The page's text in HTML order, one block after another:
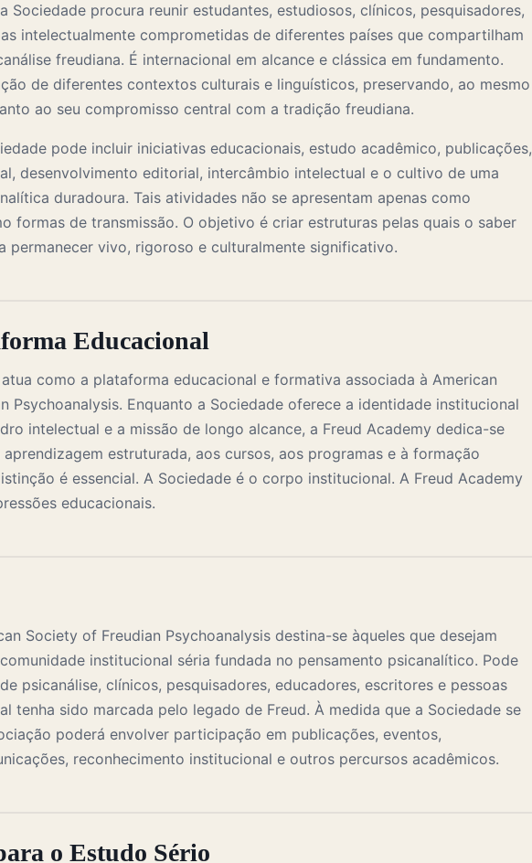
Sociedade procura reunir estudantes, estudiosos, clínicos, pesquisadores,
intelectualmente comprometidas de diferentes países que compartilham
freudiana. É internacional em alcance e clássica em fundamento.
de diferentes contextos culturais e linguísticos, preservando, ao mesmo
ao seu compromisso central com a tradição freudiana.
pode incluir iniciativas educacionais, estudo acadêmico, publicações,
desenvolvimento editorial, intercâmbio intelectual e o cultivo de uma
duradoura. Tais atividades não se apresentam apenas como
formas de transmissão. O objetivo é criar estruturas pelas quais o saber
permanecer vivo, rigoroso e culturalmente significativo.
Educacional
como a plataforma educacional e formativa associada à American
Psychoanalysis. Enquanto a Sociedade oferece a identidade institucional
intelectual e a missão de longo alcance, a Freud Academy dedica-se
estruturada, aos cursos, aos programas e à formação
é essencial. A Sociedade é o corpo institucional. A Freud Academy
educacionais.
Society of Freudian Psychoanalysis destina-se àqueles que desejam
institucional séria fundada no pensamento psicanalítico. Pode
psicanálise, clínicos, pesquisadores, educadores, escritores e pessoas
tenha sido marcada pelo legado de Freud. À medida que a Sociedade se
poderá envolver participação em publicações, eventos,
reconhecimento institucional e outros percursos acadêmicos.
o Estudo Sério